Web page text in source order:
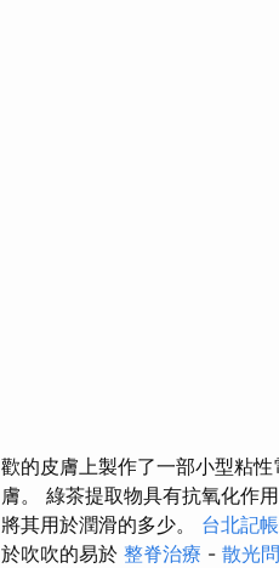
歡的皮膚上製作了一部小型粘
膚。 綠茶提取物具有抗氧化作
將其用於潤滑的多少。 台北記
於吹吹的易於 整脊治療 - 散光